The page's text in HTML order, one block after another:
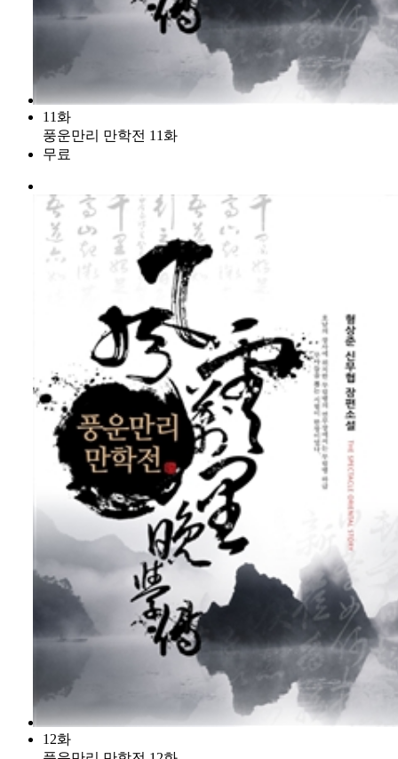
11화
풍운만리 만학전 11화
무료
12화